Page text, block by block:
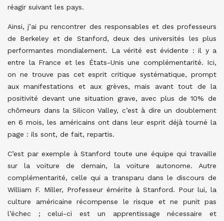
réagir suivant les pays.
Ainsi, j’ai pu rencontrer des responsables et des professeurs
de Berkeley et de Stanford, deux des universités les plus
performantes mondialement. La vérité est évidente : il y a
entre la France et les États-Unis une complémentarité. Ici,
on ne trouve pas cet esprit critique systématique, prompt
aux manifestations et aux grèves, mais avant tout de la
positivité devant une situation grave, avec plus de 10% de
chômeurs dans la Silicon Valley, c’est à dire un doublement
en 6 mois, les américains ont dans leur esprit déjà tourné la
page : ils sont, de fait, repartis.
C’est par exemple à Stanford toute une équipe qui travaille
sur la voiture de demain, la voiture autonome. Autre
complémentarité, celle qui a transparu dans le discours de
William F. Miller, Professeur émérite à Stanford. Pour lui, la
culture américaine récompense le risque et ne punit pas
l’échec ; celui-ci est un apprentissage nécessaire et